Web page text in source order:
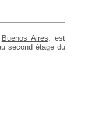
Buenos Aires, est
second étage du